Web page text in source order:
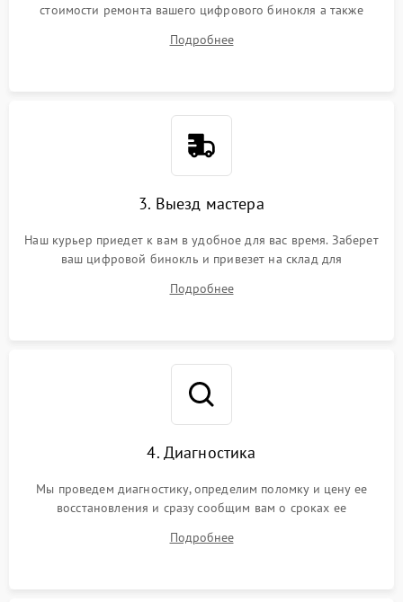
стоимости ремонта вашего цифрового бинокля а также
Подробнее
3. Выезд мастера
Наш курьер приедет к вам в удобное для вас время. Заберет
ваш цифровой бинокль и привезет на склад для
Подробнее
4. Диагностика
Мы проведем диагностику, определим поломку и цену ее
восстановления и сразу сообщим вам о сроках ее
Подробнее